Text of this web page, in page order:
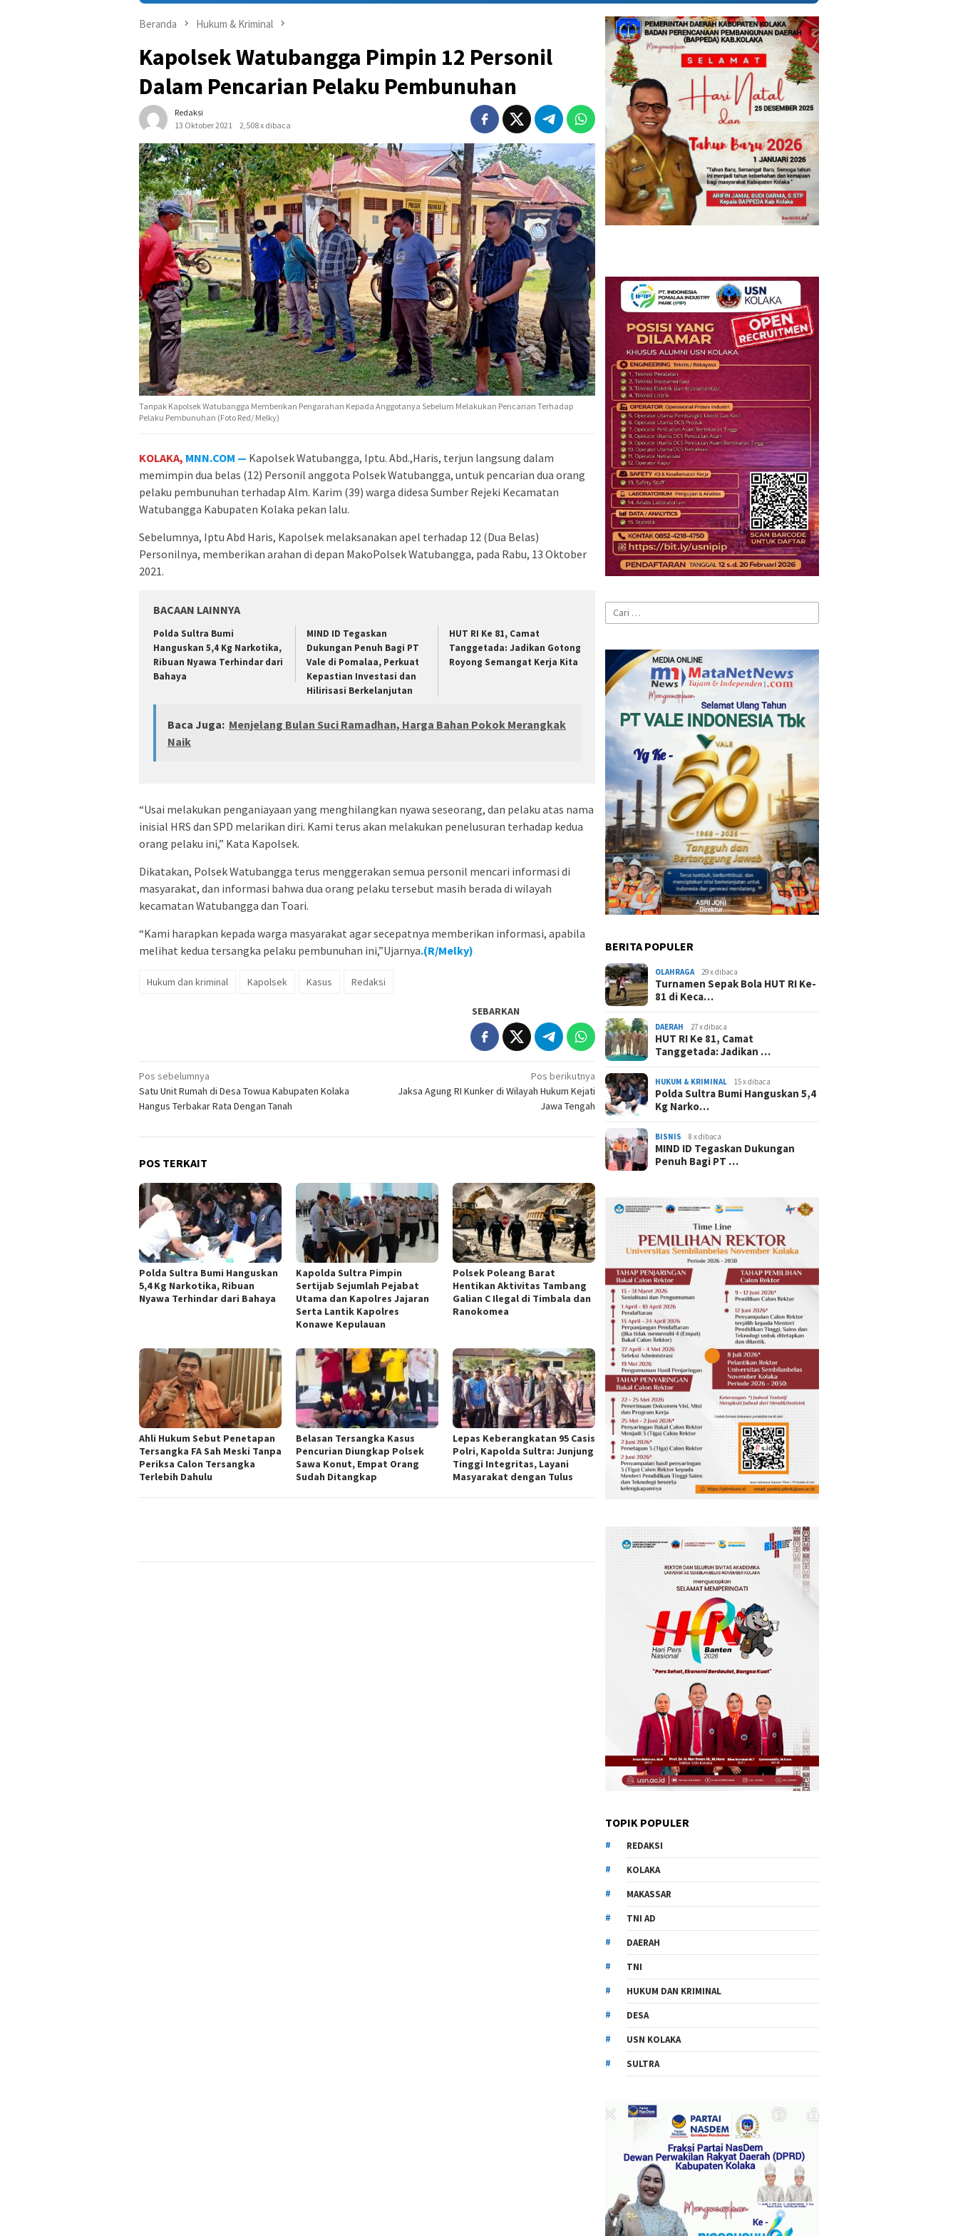
Beranda Hukum & Kriminal
Kapolsek Watubangga Pimpin 12 Personil
Dalam Pencarian Pelaku Pembunuhan
Redaksi
13 Oktober 2021
2,508 x dibaca
Tanpak Kapolsek Watubangga Memberikan Pengarahan Kepada Anggotanya Sebelum Melakukan Pencarian Terhadap
Pelaku Pembunuhan (Foto Red/ Melky)
KOLAKA, MNN.COM — Kapolsek Watubangga, Iptu. Abd.,Haris, terjun langsung dalam
memimpin dua belas (12) Personil anggota Polsek Watubangga, untuk pencarian dua orang
pelaku pembunuhan terhadap Alm. Karim (39) warga didesa Sumber Rejeki Kecamatan
Watubangga Kabupaten Kolaka pekan lalu.
Sebelumnya, Iptu Abd Haris, Kapolsek melaksanakan apel terhadap 12 (Dua Belas)
Personilnya, memberikan arahan di depan MakoPolsek Watubangga, pada Rabu, 13 Oktober
2021.
BACAAN LAINNYA
Polda Sultra Bumi
Hanguskan 5,4 Kg Narkotika,
Ribuan Nyawa Terhindar dari
Bahaya
MIND ID Tegaskan
Dukungan Penuh Bagi PT
Vale di Pomalaa, Perkuat
Kepastian Investasi dan
Hilirisasi Berkelanjutan
HUT RI Ke 81, Camat
Tanggetada: Jadikan Gotong
Royong Semangat Kerja Kita
Baca Juga: Menjelang Bulan Suci Ramadhan, Harga Bahan Pokok Merangkak
Naik
“Usai melakukan penganiayaan yang menghilangkan nyawa seseorang, dan pelaku atas nama
inisial HRS dan SPD melarikan diri. Kami terus akan melakukan penelusuran terhadap kedua
orang pelaku ini,” Kata Kapolsek.
Dikatakan, Polsek Watubangga terus menggerakan semua personil mencari informasi di
masyarakat, dan informasi bahwa dua orang pelaku tersebut masih berada di wilayah
kecamatan Watubangga dan Toari.
“Kami harapkan kepada warga masyarakat agar secepatnya memberikan informasi, apabila
melihat kedua tersangka pelaku pembunuhan ini,”Ujarnya.(R/Melky)
Hukum dan kriminal Kapolsek Kasus Redaksi
SEBARKAN
Navigasi
pos
Pos sebelumnya
Satu Unit Rumah di Desa Towua Kabupaten Kolaka
Hangus Terbakar Rata Dengan Tanah
Pos berikutnya
Jaksa Agung RI Kunker di Wilayah Hukum Kejati
Jawa Tengah
POS TERKAIT
Polda Sultra Bumi Hanguskan
5,4 Kg Narkotika, Ribuan
Nyawa Terhindar dari Bahaya
Kapolda Sultra Pimpin
Sertijab Sejumlah Pejabat
Utama dan Kapolres Jajaran
Serta Lantik Kapolres
Konawe Kepulauan
Polsek Poleang Barat
Hentikan Aktivitas Tambang
Galian C Ilegal di Timbala dan
Ranokomea
Ahli Hukum Sebut Penetapan
Tersangka FA Sah Meski Tanpa
Periksa Calon Tersangka
Terlebih Dahulu
Belasan Tersangka Kasus
Pencurian Diungkap Polsek
Sawa Konut, Empat Orang
Sudah Ditangkap
Lepas Keberangkatan 95 Casis
Polri, Kapolda Sultra: Junjung
Tinggi Integritas, Layani
Masyarakat dengan Tulus
Cari
untuk:
BERITA POPULER
OLAHRAGA 29 x dibaca
Turnamen Sepak Bola HUT RI Ke-
81 di Keca…
DAERAH 27 x dibaca
HUT RI Ke 81, Camat
Tanggetada: Jadikan …
HUKUM & KRIMINAL 15 x dibaca
Polda Sultra Bumi Hanguskan 5,4
Kg Narko…
BISNIS 8 x dibaca
MIND ID Tegaskan Dukungan
Penuh Bagi PT …
TOPIK POPULER
REDAKSI
KOLAKA
MAKASSAR
TNI AD
DAERAH
TNI
HUKUM DAN KRIMINAL
DESA
USN KOLAKA
SULTRA